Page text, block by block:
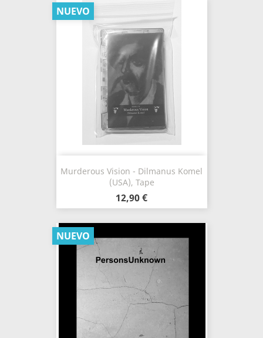
Murderous Vision - Dilmanus Komel
(USA), Tape
12,90 €
NUEVO
NUEVO